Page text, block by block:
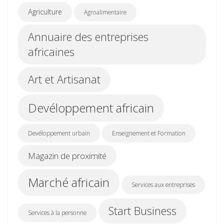
Agriculture Agroalimentaire
Annuaire des entreprises
africaines
Art et Artisanat
Devéloppement africain
Devéloppement urbain Enseignement et Formation
Magazin de proximité
Marché africain Services aux entreprises
Services à la personne Start Business